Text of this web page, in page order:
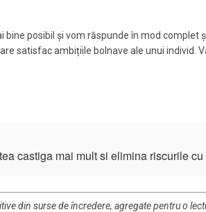
bine posibil și vom răspunde în mod complet
satisfac ambițiile bolnave ale unui individ.
castiga mai mult si elimina riscurile
din surse de încredere, agregate pentru o